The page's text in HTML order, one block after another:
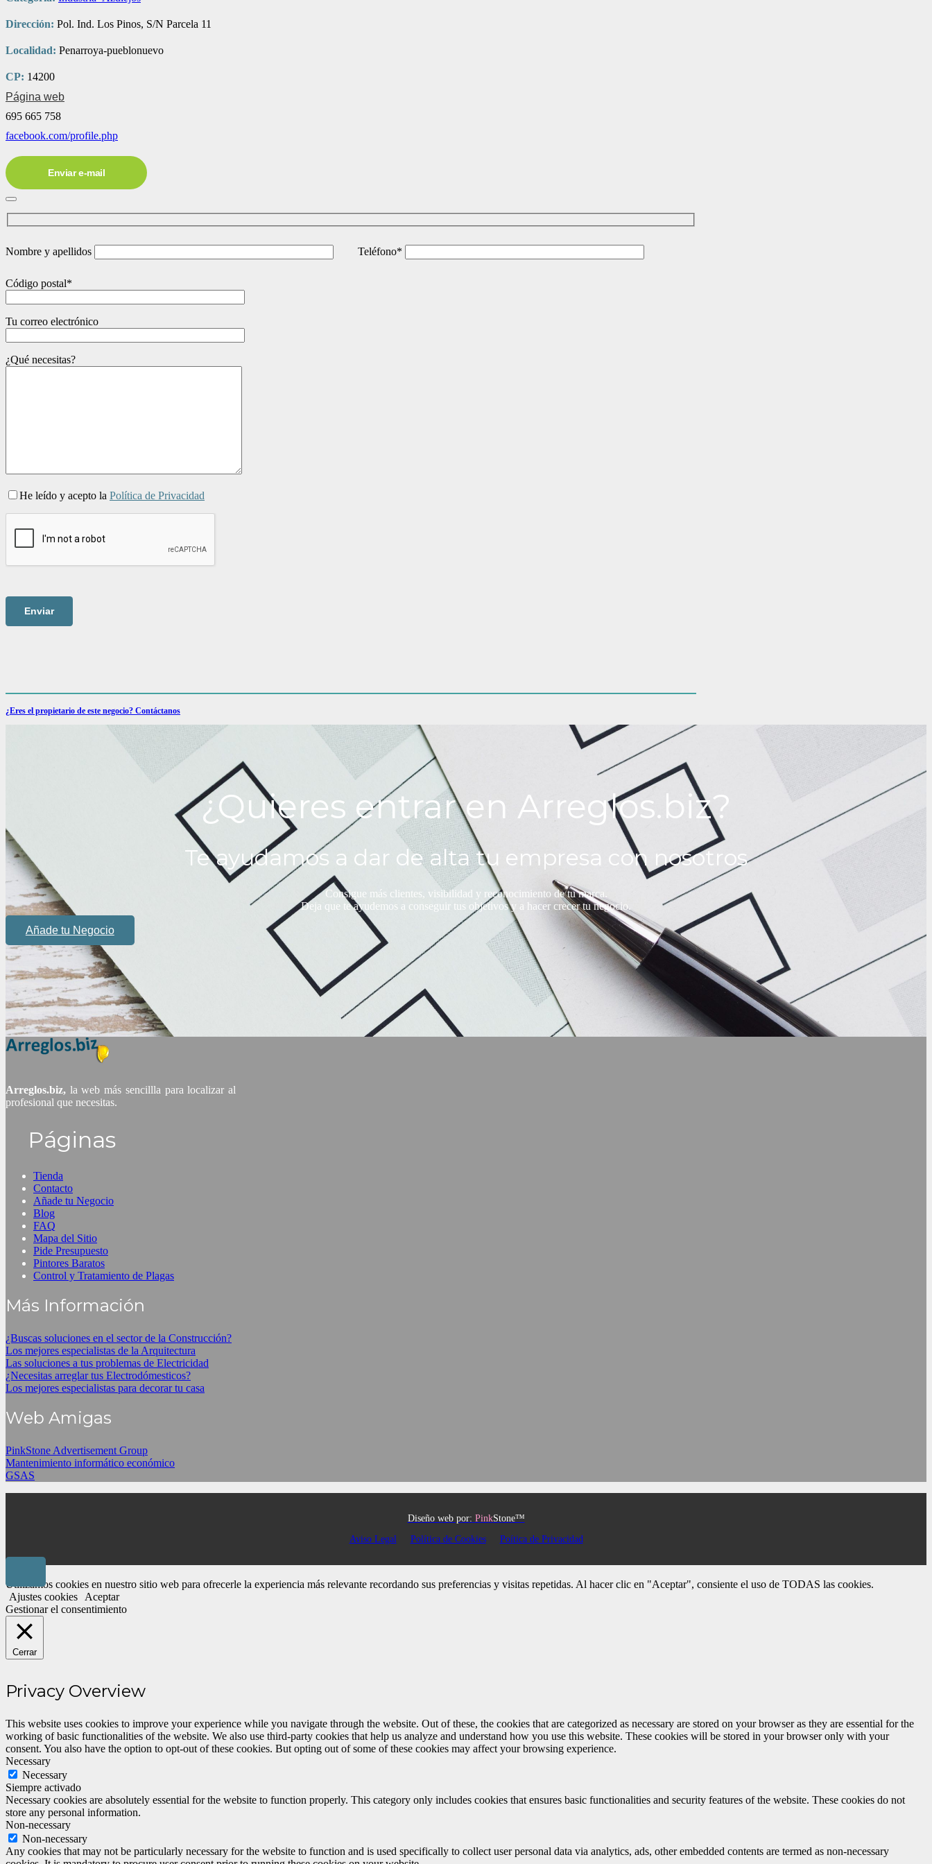
Dirección: Pol. Ind. Los Pinos, S/N Parcela 11
Localidad: Penarroya-pueblonuevo
CP: 14200
Página web
695 665 758
facebook.com/profile.php
Enviar e-mail
Nombre y apellidos Teléfono*
Código postal*
Tu correo electrónico
¿Qué necesitas?
He leído y acepto la Política de Privacidad
¿Eres el propietario de este negocio? Contáctanos
¿Quieres entrar en Arreglos.biz?
Te ayudamos a dar de alta tu empresa con nosotros
Consigue más clientes, visibilidad y reconocimiento de tu marca.
Deja que te ayudemos a conseguir tus objetivos y a hacer crecer tu negocio.
Añade tu Negocio
Arreglos.biz, la web más sencillla para localizar al
profesional que necesitas.
Páginas
Tienda
Contacto
Añade tu Negocio
Blog
FAQ
Mapa del Sitio
Pide Presupuesto
Pintores Baratos
Control y Tratamiento de Plagas
Más Información
¿Buscas soluciones en el sector de la Construcción?
Los mejores especialistas de la Arquitectura
Las soluciones a tus problemas de Electricidad
¿Necesitas arreglar tus Electrodómesticos?
Los mejores especialistas para decorar tu casa
Web Amigas
PinkStone Advertisement Group
Mantenimiento informático económico
GSAS
Diseño web por: PinkStone™
Aviso Legal
Política de Cookies Poítica de Privacidad
Utilizamos cookies en nuestro sitio web para ofrecerle la experiencia más relevante recordando sus preferencias y visitas repetidas. Al hacer clic en "Aceptar", consiente el uso de TODAS las cookies.
Ajustes cookies
Aceptar
Gestionar el consentimiento
Cerrar
Privacy Overview
This website uses cookies to improve your experience while you navigate through the website. Out of these, the cookies that are categorized as necessary are stored on your browser as they are essential for the
working of basic functionalities of the website. We also use third-party cookies that help us analyze and understand how you use this website. These cookies will be stored in your browser only with your
consent. You also have the option to opt-out of these cookies. But opting out of some of these cookies may affect your browsing experience.
Necessary
Necessary
Siempre activado
Necessary cookies are absolutely essential for the website to function properly. This category only includes cookies that ensures basic functionalities and security features of the website. These cookies do not
store any personal information.
Non-necessary
Non-necessary
Any cookies that may not be particularly necessary for the website to function and is used specifically to collect user personal data via analytics, ads, other embedded contents are termed as non-necessary